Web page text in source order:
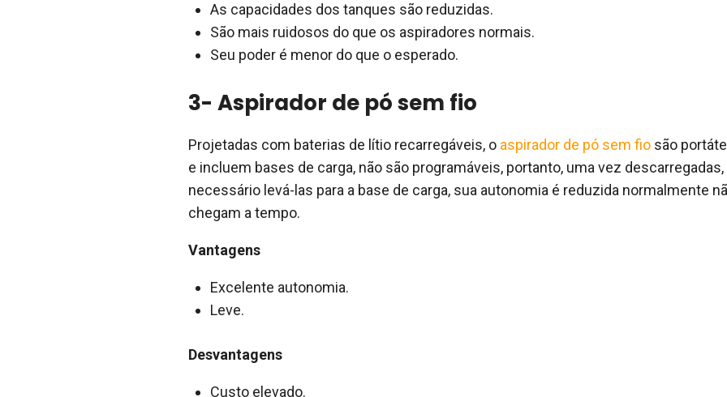
As capacidades dos tanques são reduzidas.
São mais ruidosos do que os aspiradores normais.
Seu poder é menor do que o esperado.
3- Aspirador de pó sem fio
Projetadas com baterias de lítio recarregáveis, o aspirador de pó sem fio são
e incluem bases de carga, não são programáveis, portanto, uma vez descarregadas,
necessário levá-las para a base de carga, sua autonomia é reduzida normalmente
chegam a tempo.
Vantagens
Excelente autonomia.
Leve.
Desvantagens
Custo elevado.